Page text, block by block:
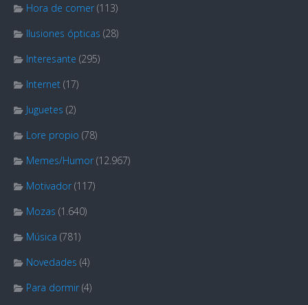
Hora de comer (113)
Ilusiones ópticas (28)
Interesante (295)
Internet (17)
Juguetes (2)
Lore propio (78)
Memes/Humor (12.967)
Motivador (117)
Mozas (1.640)
Música (781)
Novedades (4)
Para dormir (4)